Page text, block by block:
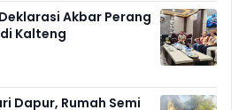
Akbar Perang
Kalteng
Dapur, Rumah Semi